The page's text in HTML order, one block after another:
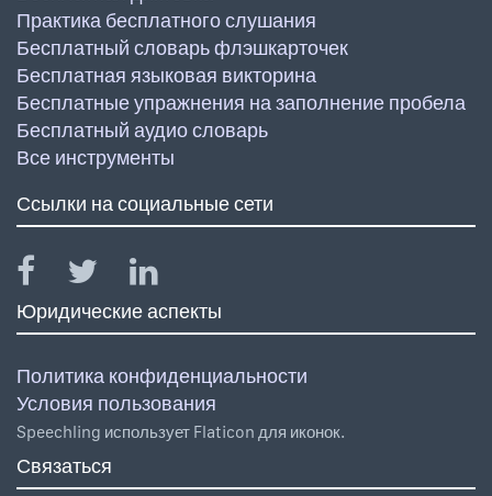
Практика бесплатного слушания
Бесплатный словарь флэшкарточек
Бесплатная языковая викторина
Бесплатные упражнения на заполнение пробела
Бесплатный аудио словарь
Все инструменты
Ссылки на социальные сети
Юридические аспекты
Политика конфиденциальности
Условия пользования
Speechling использует Flaticon для иконок.
Связаться